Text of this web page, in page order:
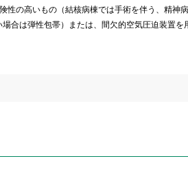
の高いもの（結核病棟では手術を伴う、精神
合は弾性包帯）または、間欠的空気圧迫装置を